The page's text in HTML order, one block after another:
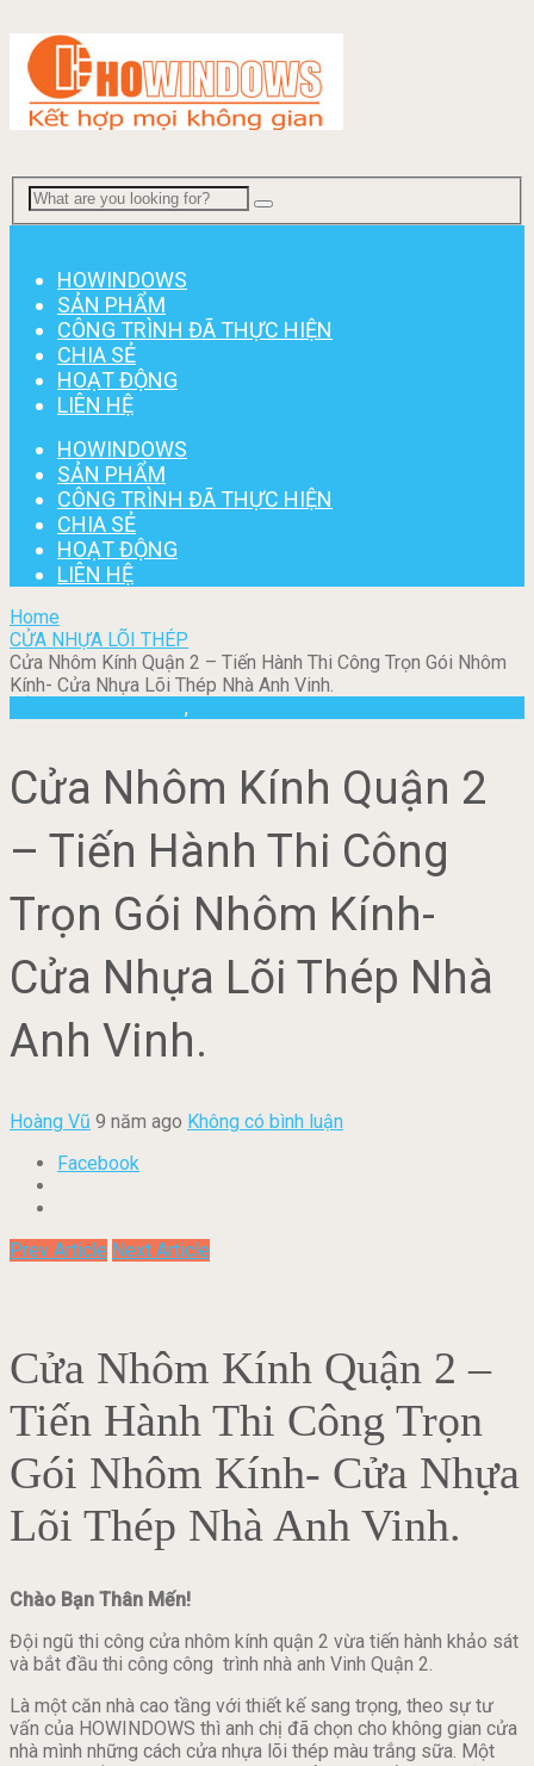
HOWINDOWS
SẢN PHẨM
CÔNG TRÌNH ĐÃ THỰC HIỆN
CHIA SẺ
HOẠT ĐỘNG
LIÊN HỆ
HOWINDOWS
SẢN PHẨM
CÔNG TRÌNH ĐÃ THỰC HIỆN
CHIA SẺ
HOẠT ĐỘNG
LIÊN HỆ
Home
CỬA NHỰA LÕI THÉP
Cửa Nhôm Kính Quận 2 – Tiến Hành Thi Công Trọn Gói Nhôm
Kính- Cửa Nhựa Lõi Thép Nhà Anh Vinh.
,
Cửa Nhôm Kính Quận 2
– Tiến Hành Thi Công
Trọn Gói Nhôm Kính-
Cửa Nhựa Lõi Thép Nhà
Anh Vinh.
Hoàng Vũ 9 năm ago Không có bình luận
Facebook
Prev Article Next Article
Cửa Nhôm Kính Quận 2 –
Tiến Hành Thi Công Trọn
Gói Nhôm Kính- Cửa Nhựa
Lõi Thép Nhà Anh Vinh.
Chào Bạn Thân Mến!
Đội ngũ thi công cửa nhôm kính quận 2 vừa tiến hành khảo sát
và bắt đầu thi công công trình nhà anh Vinh Quận 2.
Là một căn nhà cao tầng với thiết kế sang trọng, theo sự tư
vấn của HOWINDOWS thì anh chị đã chọn cho không gian cửa
nhà mình những cách cửa nhựa lõi thép màu trắng sữa. Một